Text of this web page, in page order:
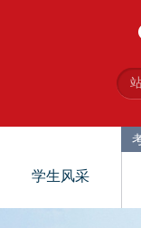
学生风采